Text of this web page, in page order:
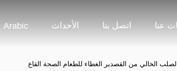
عنا اتصل بنا الأحداث Arabic